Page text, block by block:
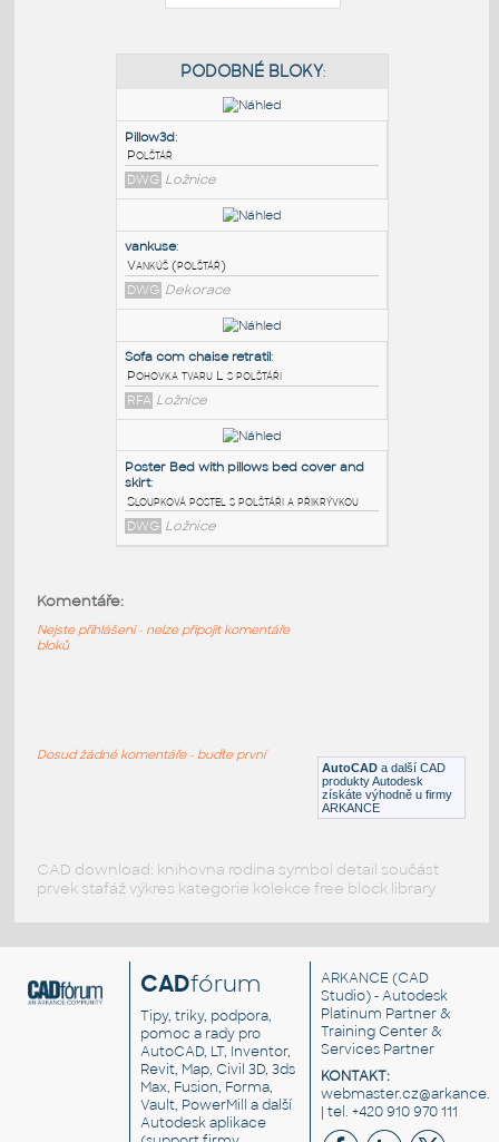
PODOBNÉ BLOKY:
Pillow3d:
DWG Ložnice
Vankúš (polštář)
DWG
RFA
Ložnice
AutoCAD a další CAD
produkty Autodesk
získáte výhodně u firmy
ARKANCE
Komentáře:
Nejste přihlášeni - nelze připojit komentáře
bloků
Dosud žádné komentáře - buďte první
CAD download: knihovna rodina symbol detail součást
prvek stafáž výkres kategorie kolekce free block library
CADfórum
Tipy, triky, podpora,
pomoc a rady pro
AutoCAD, LT, Inventor,
Revit, Map, Civil 3D, 3ds
Max, Fusion, Forma,
Vault, PowerMill a další
Autodesk aplikace
ARKANCE (CAD
Studio) - Autodesk
Platinum Partner &
Training Center &
Services Partner
KONTAKT:
| tel. +420 910 970 111